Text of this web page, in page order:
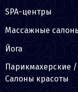
SPA-центры
Массажные
Йога
Парикмахерские /
Салоны красоты